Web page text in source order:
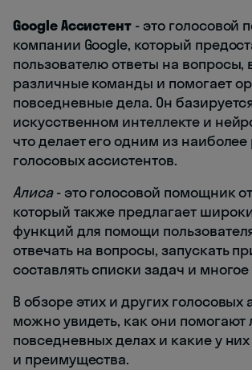
Google Ассистент - это голосовой
компании Google, который
пользователю ответы на вопросы,
различные команды и помогает
повседневные дела. Он
искусственном интеллекте и
что делает его одним из
голосовых ассистентов.
Алиса- это голосовой помощник
который также предлагает
функций для помощи
отвечать на вопросы, запускать
составлять списки задач и многое
В обзоре этих и других голосовых
можно увидеть, как они
повседневных делах и какие у
и преимущества.